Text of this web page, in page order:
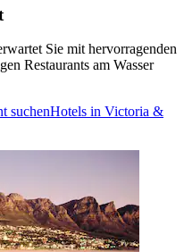
Sie mit hervorragenden
Restaurants am Wasser
suchenHotels in Victoria &